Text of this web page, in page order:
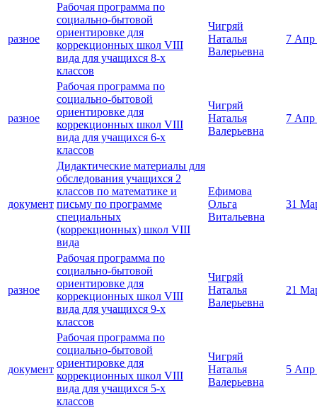
разное
Рабочая программа по
социально-бытовой
ориентировке для
коррекционных школ VIII
вида для учащихся 8-х
классов
Чигряй
Наталья
Валерьевна
7 Апр
разное
Рабочая программа по
социально-бытовой
ориентировке для
коррекционных школ VIII
вида для учащихся 6-х
классов
Чигряй
Наталья
Валерьевна
7 Апр
документ
Дидактические материалы для
обследования учащихся 2
классов по математике и
письму по программе
специальных
(коррекционных) школ VIII
вида
Ефимова
Ольга
Витальевна
31
разное
Рабочая программа по
социально-бытовой
ориентировке для
коррекционных школ VIII
вида для учащихся 9-х
классов
Чигряй
Наталья
Валерьевна
21
документ
Рабочая программа по
социально-бытовой
ориентировке для
коррекционных школ VIII
вида для учащихся 5-х
классов
Чигряй
Наталья
Валерьевна
5 Апр